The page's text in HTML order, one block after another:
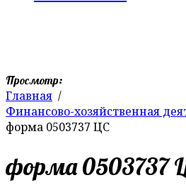
Просмотр:
Главная
Финансово-хозяйственная
форма 0503737 ЦС
форма 0503737